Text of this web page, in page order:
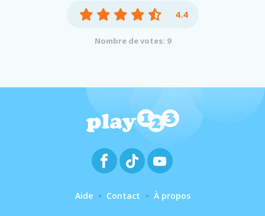
4.4
Nombre de votes: 9
Aide Contact À propos